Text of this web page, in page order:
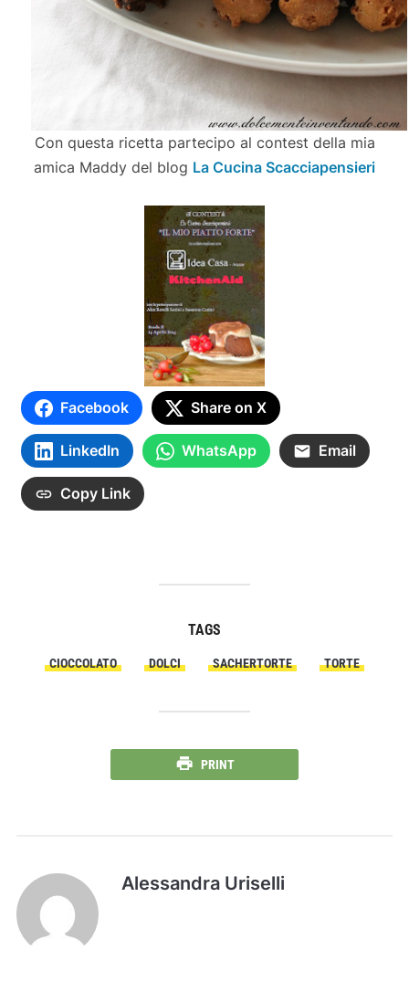
Con questa ricetta partecipo al contest della mia
amica Maddy del blog La Cucina Scacciapensieri
Facebook Share on X
LinkedIn WhatsApp Email
Copy Link
TAGS
CIOCCOLATO DOLCI SACHERTORTE TORTE
PRINT
Alessandra Uriselli